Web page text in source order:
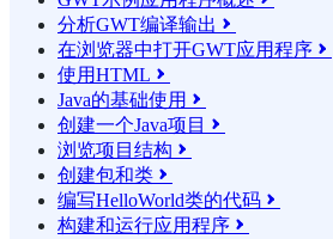
分析GWT编译输出 
在浏览器中打开GWT应用程序 
使用HTML 
Java的基础使用 
创建一个Java项目 
浏览项目结构 
创建包和类 
编写HelloWorld类的代码 
构建和运行应用程序 